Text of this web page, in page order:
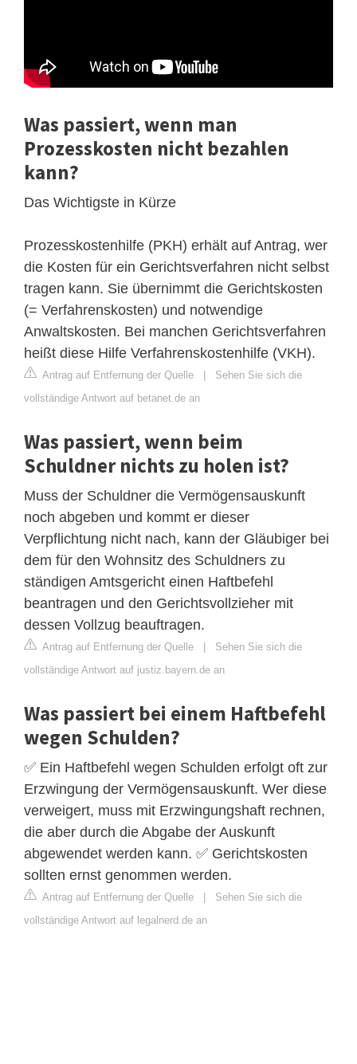
Was passiert, wenn man
Prozesskosten nicht bezahlen
kann?
Das Wichtigste in Kürze
Prozesskostenhilfe (PKH) erhält auf Antrag, wer
die Kosten für ein Gerichtsverfahren nicht selbst
tragen kann. Sie übernimmt die Gerichtskosten
(= Verfahrenskosten) und notwendige
Anwaltskosten. Bei manchen Gerichtsverfahren
heißt diese Hilfe Verfahrenskostenhilfe (VKH).
Antrag auf Entfernung der Quelle | Sehen Sie sich die
vollständige Antwort auf betanet.de an
Was passiert, wenn beim
Schuldner nichts zu holen ist?
Muss der Schuldner die Vermögensauskunft
noch abgeben und kommt er dieser
Verpflichtung nicht nach, kann der Gläubiger bei
dem für den Wohnsitz des Schuldners zu
ständigen Amtsgericht einen Haftbefehl
beantragen und den Gerichtsvollzieher mit
dessen Vollzug beauftragen.
Antrag auf Entfernung der Quelle | Sehen Sie sich die
vollständige Antwort auf justiz.bayern.de an
Was passiert bei einem Haftbefehl
wegen Schulden?
✅ Ein Haftbefehl wegen Schulden erfolgt oft zur
Erzwingung der Vermögensauskunft. Wer diese
verweigert, muss mit Erzwingungshaft rechnen,
die aber durch die Abgabe der Auskunft
abgewendet werden kann. ✅ Gerichtskosten
sollten ernst genommen werden.
Antrag auf Entfernung der Quelle | Sehen Sie sich die
vollständige Antwort auf legalnerd.de an